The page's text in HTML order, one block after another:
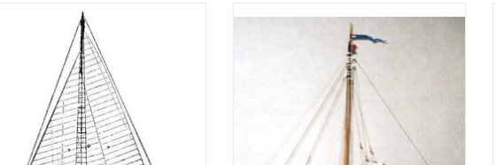
MBT Zeiljacht "Mystère" (1942) -
Bouwtekening Schaal 1 : 20 (10.06.002)
TOEVOEGEN AAN WINKELWAGEN
(1957) - Bouwtekening Schaal 1 : 20
(10.06.003)
TOEVOEGEN AAN WINKELWAGEN